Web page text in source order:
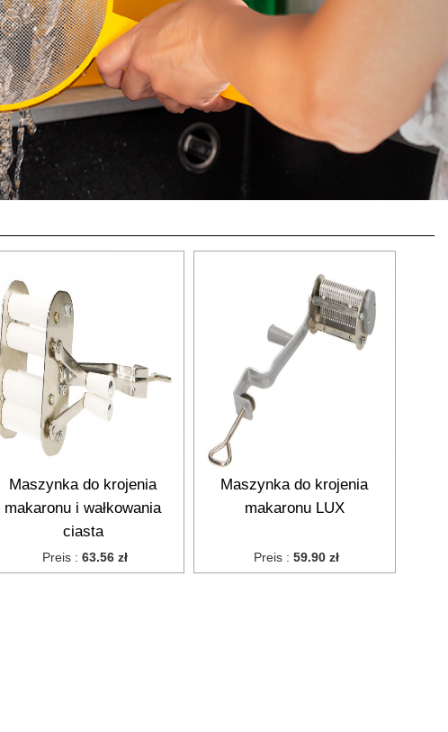
Maszynka do krojenia
makaronu i wałkowania
ciasta
Preis : 63.56 zł
Maszynka do krojenia
makaronu LUX
Preis : 59.90 zł